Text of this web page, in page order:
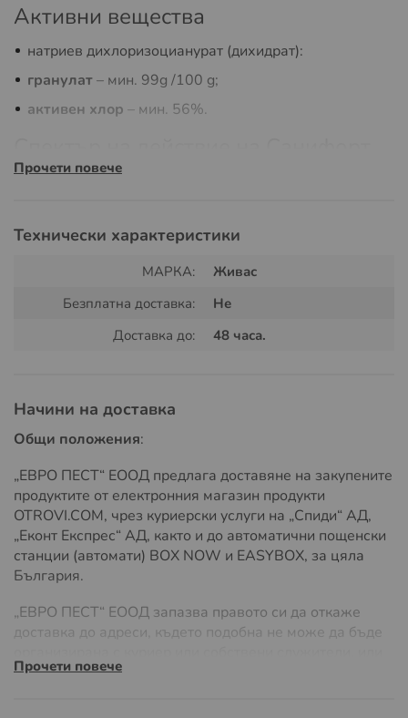
Активни вещества
натриев дихлоризоцианурат (дихидрат):
гранулат– мин. 99g /100 g;
активен хлор – мин. 56%.
спори;
вируси (полиомиелитен вирус тип 1,2,3, Аденовирус
3, коксаки вирус типове А2, В1 и В5, HАV, HBV, HIV);
протозои;
Entamoeba histolytica.
Приложение
Санифорт 1 кг. може да се използва за дезинфекция
на:
повърхности;
лабораторна стъклария;
Прочети повече
Технически характеристики
МАРКА:
Живас
Безплатна доставка:
Не
Доставка до:
48 часа.
Начини на доставка
Общи положения:
„ЕВРО ПЕСТ“ ЕООД предлага доставяне на закупените
продуктите от електронния магазин продукти
OTROVI.COM, чрез куриерски услуги на „Спиди“ АД,
„Еконт Експрес“ АД, както и до автоматични пощенски
станции (автомати) BOX NOW и EASYBOX, за цяла
България.
„ЕВРО ПЕСТ“ ЕООД запазва правото си да откаже
доставка до адреси, където подобна не може да бъде
ако разходите на доставка значително надвишават
Прочети повече